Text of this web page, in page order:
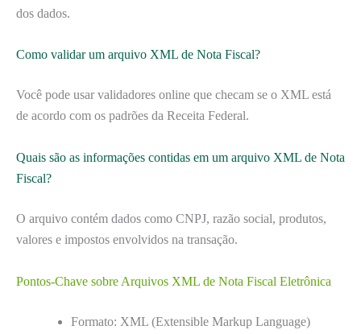
dos dados.
Como validar um arquivo XML de Nota Fiscal?
Você pode usar validadores online que checam se o XML está
de acordo com os padrões da Receita Federal.
Quais são as informações contidas em um arquivo XML de Nota
Fiscal?
O arquivo contém dados como CNPJ, razão social, produtos,
valores e impostos envolvidos na transação.
Pontos-Chave sobre Arquivos XML de Nota Fiscal Eletrônica
Formato: XML (Extensible Markup Language)